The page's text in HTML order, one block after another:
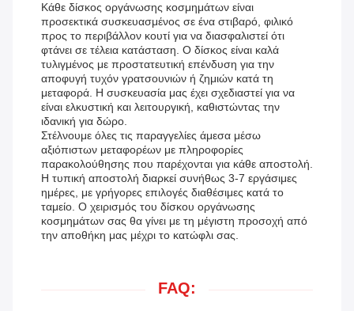
Κάθε δίσκος οργάνωσης κοσμημάτων είναι
προσεκτικά συσκευασμένος σε ένα στιβαρό, φιλικό
προς το περιβάλλον κουτί για να διασφαλιστεί ότι
φτάνει σε τέλεια κατάσταση. Ο δίσκος είναι καλά
τυλιγμένος με προστατευτική επένδυση για την
αποφυγή τυχόν γρατσουνιών ή ζημιών κατά τη
μεταφορά. Η συσκευασία μας έχει σχεδιαστεί για να
είναι ελκυστική και λειτουργική, καθιστώντας την
ιδανική για δώρο.
Στέλνουμε όλες τις παραγγελίες άμεσα μέσω
αξιόπιστων μεταφορέων με πληροφορίες
παρακολούθησης που παρέχονται για κάθε αποστολή.
Η τυπική αποστολή διαρκεί συνήθως 3-7 εργάσιμες
ημέρες, με γρήγορες επιλογές διαθέσιμες κατά το
ταμείο. Ο χειρισμός του δίσκου οργάνωσης
κοσμημάτων σας θα γίνει με τη μέγιστη προσοχή από
την αποθήκη μας μέχρι το κατώφλι σας.
FAQ: